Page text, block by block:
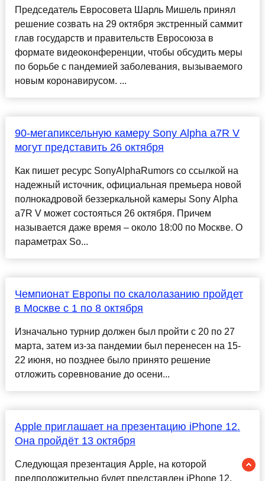
Председатель Евросовета Шарль Мишель принял
решение созвать на 29 октября экстренный саммит
глав государств и правительств Евросоюза в
формате видеоконференции, чтобы обсудить меры
по борьбе с пандемией заболевания, вызываемого
новым коронавирусом. ...
90-мегапиксельную камеру Sony Alpha a7R V
могут представить 26 октября
Как пишет ресурс SonyAlphaRumors со ссылкой на
надежный источник, официальная премьера новой
полнокадровой беззеркальной камеры Sony Alpha
a7R V может состояться 26 октября. Причем
называется даже время – около 18:00 по Москве. О
параметрах So...
Чемпионат Европы по скалолазанию пройдет
в Москве с 1 по 8 октября
Изначально турнир должен был пройти с 20 по 27
марта, затем из-за пандемии был перенесен на 15-
22 июня, но позднее было принято решение
отложить соревнование до осени...
Apple приглашает на презентацию iPhone 12.
Она пройдёт 13 октября
Следующая презентация Apple, на которой
предположительно будет представлен iPhone 12,